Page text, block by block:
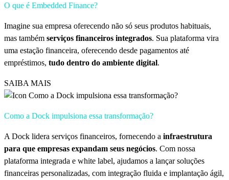
O que é Embedded Finance?
Imagine sua empresa oferecendo não só seus produtos habituais,
mas também serviços financeiros integrados. Sua plataforma vira
uma estação financeira, oferecendo desde pagamentos até
empréstimos, tudo dentro do ambiente digital.
SAIBA MAIS
Como a Dock impulsiona essa transformação?
A Dock lidera serviços financeiros, fornecendo a infraestrutura
para que empresas expandam seus negócios. Com nossa
plataforma integrada e white label, ajudamos a lançar soluções
financeiras personalizadas, com integração fluida e implantação ágil,